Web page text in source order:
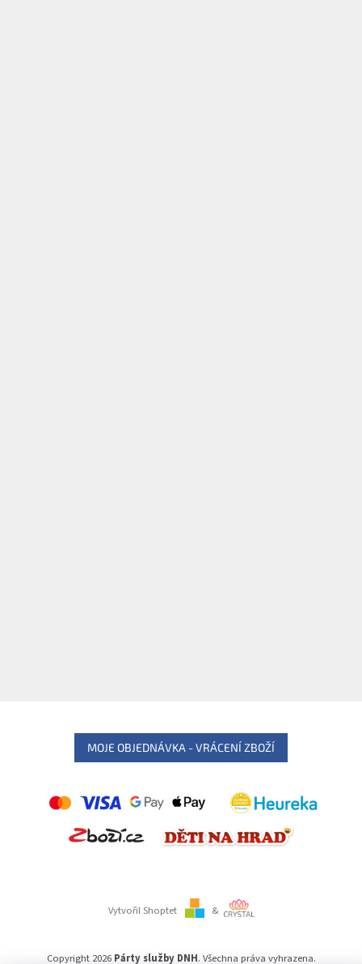
MOJE OBJEDNÁVKA - VRÁCENÍ ZBOŽÍ
Vytvořil Shoptet &
Copyright 2026 Párty služby DNH. Všechna práva vyhrazena.